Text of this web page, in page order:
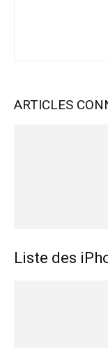
ARTICLES
Liste des